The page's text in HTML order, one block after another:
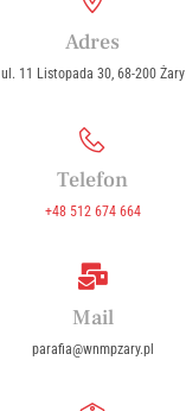
Adres
ul. 11 Listopada 30, 68-200 Żary
Telefon
+48 512 674 664
Mail
parafia@wnmpzary.pl